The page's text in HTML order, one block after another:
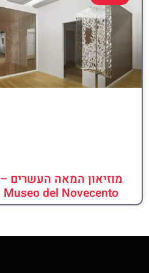
מוזיאון המאה העשרים –
Museo del Novecento